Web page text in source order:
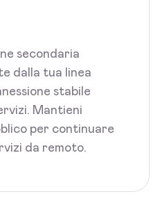
secondaria
dalla tua linea
stabile
Mantieni
per continuare
da remoto.